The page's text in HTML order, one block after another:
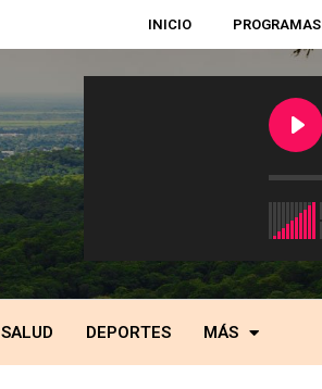
INICIO PROGRAMAS
SALUD DEPORTES MÁS